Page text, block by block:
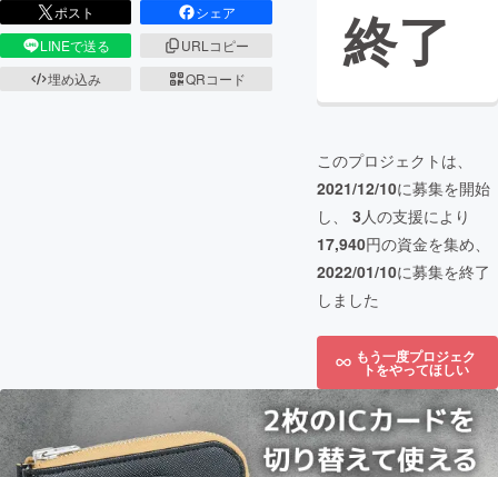
ポスト
シェア
LINEで送る
URLコピー
埋め込み
QRコード
終了
このプロジェクトは、
2021/12/10に募集を開始
し、 3人の支援により
17,940円の資金を集め、
2022/01/10に募集を終了
しました
もう一度プロジェク
トをやってほしい